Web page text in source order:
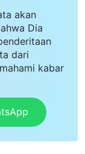
akan
Dia
dari
kabar